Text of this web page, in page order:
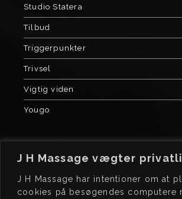
J H Massage vægter
J H Massage har intentioner om at
cookies på besøgendes computere
Studio Statera
Tilbud
Triggerpunkter
Trivsel
Vigtig viden
Yougo